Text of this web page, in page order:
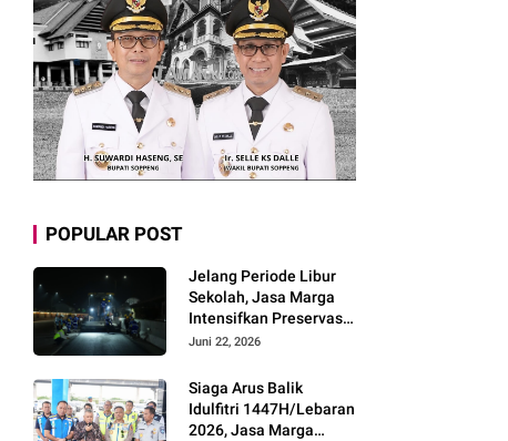
POPULAR POST
Jelang Periode Libur
Sekolah, Jasa Marga
Intensifkan Preservasi
Rutin Jalan Tol untuk
Keamanan dan
Kenyamanan
Perjalanan
Juni 22, 2026
Siaga Arus Balik
Idulfitri 1447H/Lebaran
2026, Jasa Marga